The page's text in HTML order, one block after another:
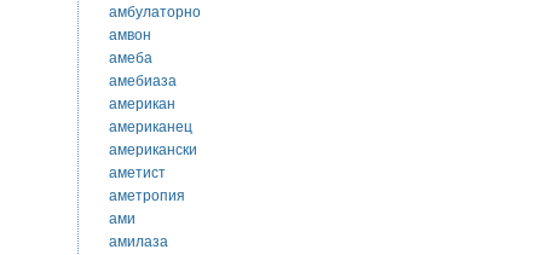
амбулаторно
амвон
амеба
амебиаза
американ
американец
американски
аметист
аметропия
ами
амилаза